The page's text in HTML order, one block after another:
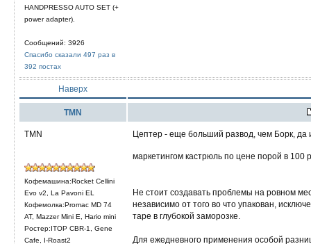
HANDPRESSO AUTO SET (+
power adapter).
Сообщений: 3926
Спасибо сказали 497 раз в
392 постах
Наверх
TMN
TMN
Кофемашина:Rocket Cellini
Evo v2, La Pavoni EL
Кофемолка:Promac MD 74
AT, Mazzer Mini E, Hario mini
Ростер:ITOP CBR-1, Gene
Cafe, I-Roast2
Цептер - еще больший развод, чем Борк, да
маркетингом кастрюль по цене порой в
Не стоит создавать проблемы на ровном
независимо от того во что упакован,
таре в глубокой заморозке.
Для ежедневного применения особой